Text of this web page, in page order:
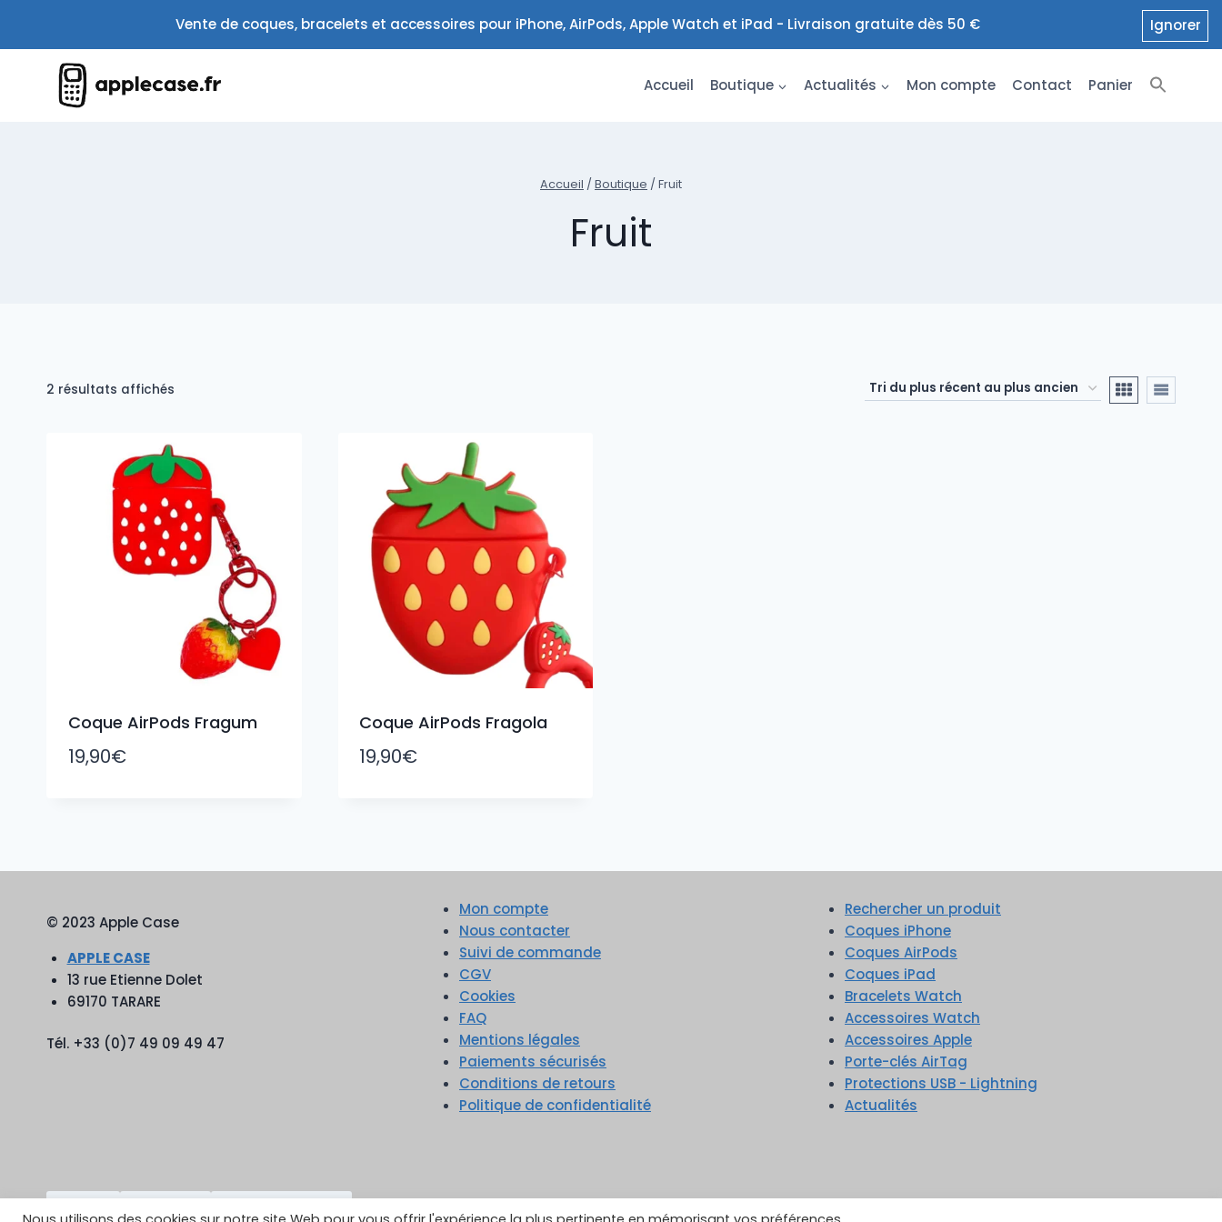
contenu
Vente de coques, bracelets et accessoires pour iPhone, AirPods, Apple Watch et iPad - Livraison gratuite dès 50 € Ignorer
Accueil Boutique Actualités Mon compte Contact Panier
Accueil / Boutique / Fruit
Fruit
2 résultats affichés
récent
au
plus
ancien
Coque AirPods Fragum
19,90€
Coque AirPods Fragola
19,90€
© 2023 Apple Case
APPLE CASE
13 rue Etienne Dolet
69170 TARARE
Tél. +33 (0)7 49 09 49 47
Mon compte
Nous contacter
Suivi de commande
CGV
Cookies
FAQ
Mentions légales
Paiements sécurisés
Conditions de retours
Politique de confidentialité
Rechercher un produit
Coques iPhone
Coques AirPods
Coques iPad
Bracelets Watch
Accessoires Watch
Accessoires Apple
Porte-clés AirTag
Protections USB - Lightning
Actualités
TikTok YouTube Google Reviews